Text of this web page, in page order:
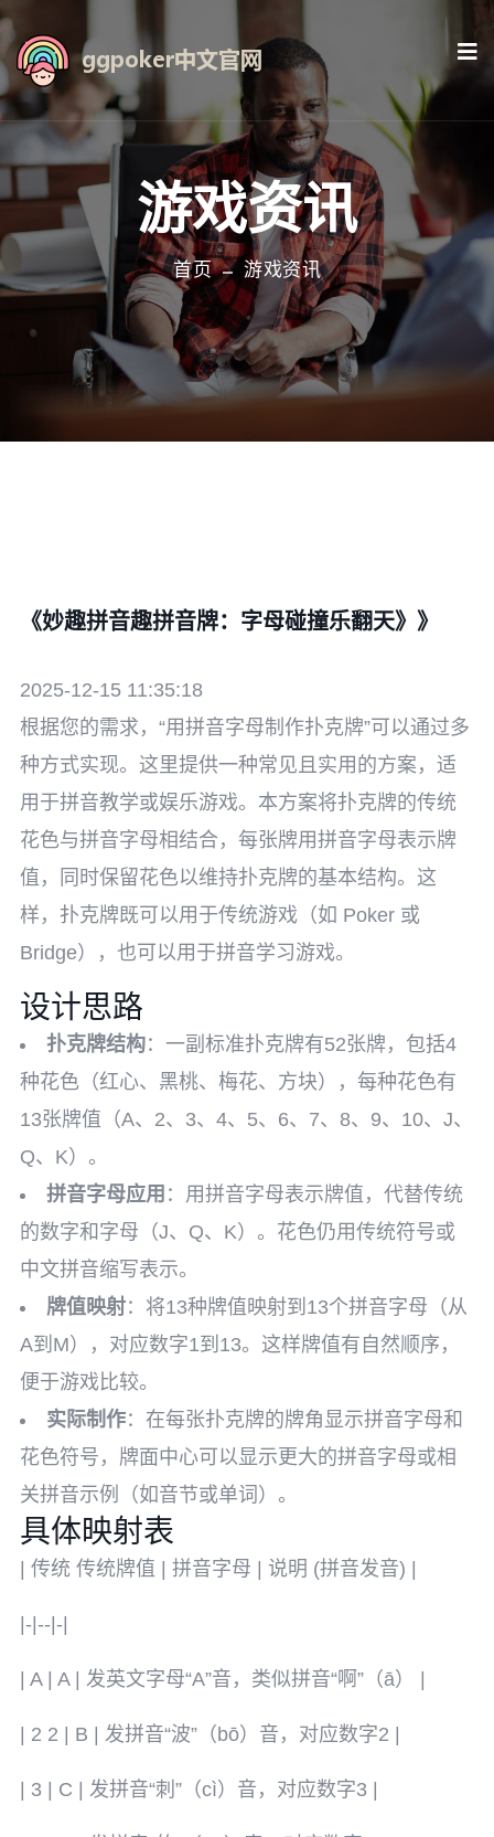
游戏资讯
首页 游戏资讯
《妙趣拼音趣拼音牌：字母碰撞乐翻天》》
2025-12-15 11:35:18
根据您的需求，“用拼音字母制作扑克牌”可以通过多
种方式实现。这里提供一种常见且实用的方案，适
用于拼音教学或娱乐游戏。本方案将扑克牌的传统
花色与拼音字母相结合，每张牌用拼音字母表示牌
值，同时保留花色以维持扑克牌的基本结构。这
样，扑克牌既可以用于传统游戏（如 Poker 或
Bridge），也可以用于拼音学习游戏。
设计思路
扑克牌结构：一副标准扑克牌有52张牌，包括4
种花色（红心、黑桃、梅花、方块），每种花色有
13张牌值（A、2、3、4、5、6、7、8、9、10、J、
Q、K）。
拼音字母应用 ：用拼音字母表示牌值，代替传统
的数字和字母（J、Q、K）。花色仍用传统符号或
中文拼音缩写表示。
牌值映射：将13种牌值映射到13个拼音字母（从
A到M），对应数字1到13。这样牌值有自然顺序，
便于游戏比较。
实际制作：在每张扑克牌的牌角显示拼音字母和
花色符号，牌面中心可以显示更大的拼音字母或相
关拼音示例（如音节或单词）。
具体映射表
| 传统 传统牌值 | 拼音字母 | 说明 (拼音发音) |
|-|--|-|
| A | A | 发英文字母“A”音，类似拼音“啊”（ā） |
| 2 2 | B | 发拼音“波”（bō）音，对应数字2 |
| 3 | C | 发拼音“刺”（cì）音，对应数字3 |